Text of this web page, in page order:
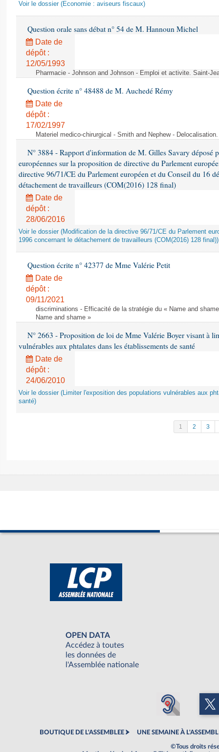
Voir le dossier (Economie : aviseurs fiscaux)
Question orale sans débat n° 54 de M. Hannoun Michel
Date de
dépôt :
12/05/1993
Pharmacie - Johnson and Johnson - Emploi et activite. Saint-
Question écrite n° 48488 de M. Auchedé Rémy
Date de
dépôt :
17/02/1997
Materiel medico-chirurgical - Smith and Nephew -
N° 3884 - Rapport d'information de M. Gilles Savary déposé
européennes sur la proposition de directive du Parlement
directive 96/71/CE du Parlement européen et du Conseil du 16
détachement de travailleurs (COM(2016) 128 final)
Date de
dépôt :
28/06/2016
Voir le dossier (Modification de la directive 96/71/CE du Parlement
1996 concernant le détachement de travailleurs (COM(2016) 128 final))
Question écrite n° 42377 de Mme Valérie Petit
Date de
dépôt :
09/11/2021
discriminations - Efficacité de la stratégie du « Name and
Name and shame »
N° 2663 - Proposition de loi de Mme Valérie Boyer visant à
vulnérables aux phtalates dans les établissements de santé
Date de
dépôt :
24/06/2010
Voir le dossier (Limiter l'exposition des populations vulnérables aux
santé)
1 2 3
OPEN DATA
Accédez à toutes
les données de
l'Assemblée nationale
BOUTIQUE DE L'ASSEMBLEE UNE SEMAINE À
©Tous droits